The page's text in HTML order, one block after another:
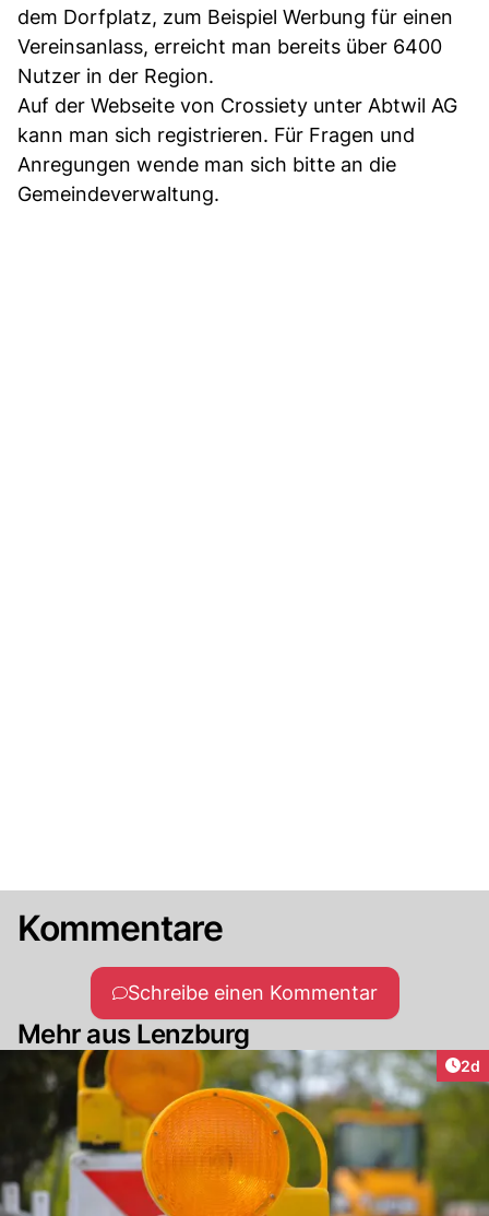
dem Dorfplatz, zum Beispiel Werbung für einen
Vereinsanlass, erreicht man bereits über 6400
Nutzer in der Region.
Auf der Webseite von Crossiety unter Abtwil AG
kann man sich registrieren. Für Fragen und
Anregungen wende man sich bitte an die
Gemeindeverwaltung.
Kommentare
Schreibe einen Kommentar
Mehr aus Lenzburg
2d